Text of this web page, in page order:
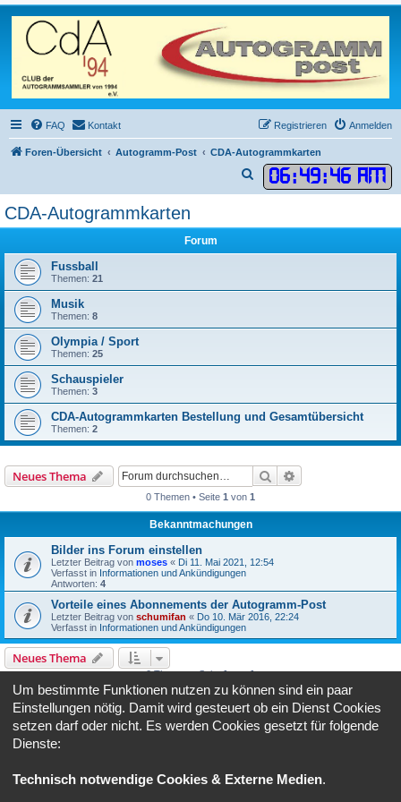
FAQ Kontakt Anmelden
Registrieren
Foren-Übersicht Autogramm-Post CDA-Autogrammkarten
06:49:46 AM
u
CDA-Autogrammkarten
Forum
Fussball
Themen: 21
Musik
Themen: 8
Olympia / Sport
Themen: 25
Schauspieler
Themen: 3
CDA-Autogrammkarten Bestellung und Gesamtübersicht
Themen: 2
Neues Thema Suche
0 Themen • Seite 1 von 1
Bekanntmachungen
Bilder ins Forum einstellen
Letzter Beitrag von moses « Di 11. Mai 2021, 12:54
Verfasst in Informationen und Ankündigungen
Antworten: 4
Vorteile eines Abonnements der Autogramm-Post
Letzter Beitrag von schumifan « Do 10. Mär 2016, 22:24
Verfasst in Informationen und Ankündigungen
Neues Thema
0 Themen • Seite1von1
Gehe zu
BERECHTIGUNGEN IN DIESEM FORUM
Du darfst deine Beiträge in diesem Forumnicht ändern.
Um bestimmte Funktionen nutzen zu können sind ein paar
Einstellungen nötig. Damit wird gesteuert ob ein Dienst Cookies
setzen darf oder nicht. Es werden Cookies gesetzt für folgende
Dienste:
Technisch notwendige Cookies & Externe Medien.